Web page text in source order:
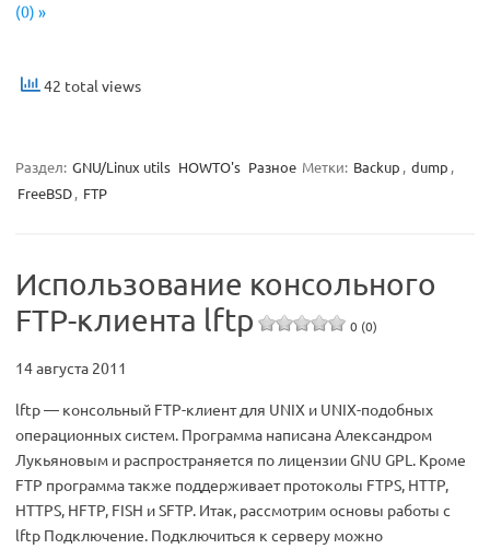
(0) »
42 total views
Раздел: GNU/Linux utils HOWTO's Разное Метки: Backup , dump ,
FreeBSD, FTP
Использование консольного
FTP-клиента lftp
0 (0)
14 августа 2011
lftp — консольный FTP-клиент для UNIX и UNIX-подобных
операционных систем. Программа написана Александром
Лукьяновым и распространяется по лицензии GNU GPL. Кроме
FTP программа также поддерживает протоколы FTPS, HTTP,
HTTPS, HFTP, FISH и SFTP. Итак, рассмотрим основы работы с
lftp Подключение. Подключиться к серверу можно